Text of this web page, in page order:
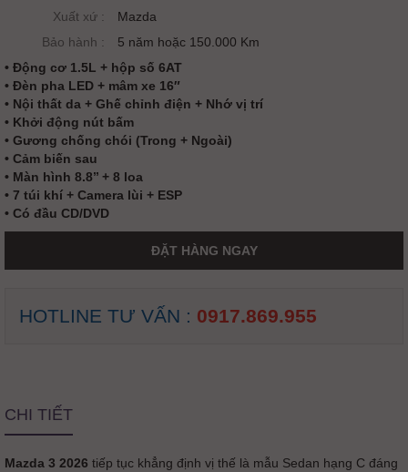
Xuất xứ :
Mazda
Bảo hành :
5 năm hoặc 150.000 Km
• Động cơ 1.5L + hộp số 6AT
• Đèn pha LED + mâm xe 16″
• Nội thất da + Ghế chỉnh điện + Nhớ vị trí
• Khởi động nút bấm
• Gương chống chói (Trong + Ngoài)
• Cảm biến sau
• Màn hình 8.8’’ + 8 loa
• 7 túi khí + Camera lùi + ESP
• Có đầu CD/DVD
ĐẶT HÀNG NGAY
HOTLINE TƯ VẤN : 0917.869.955
CHI TIẾT
Mazda 3 2026 tiếp tục khẳng định vị thế là mẫu Sedan hạng C đáng